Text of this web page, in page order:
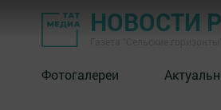
НОВОСТИ
Фотогалереи